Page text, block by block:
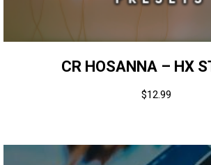
CR HOSANNA – HX
$12.99